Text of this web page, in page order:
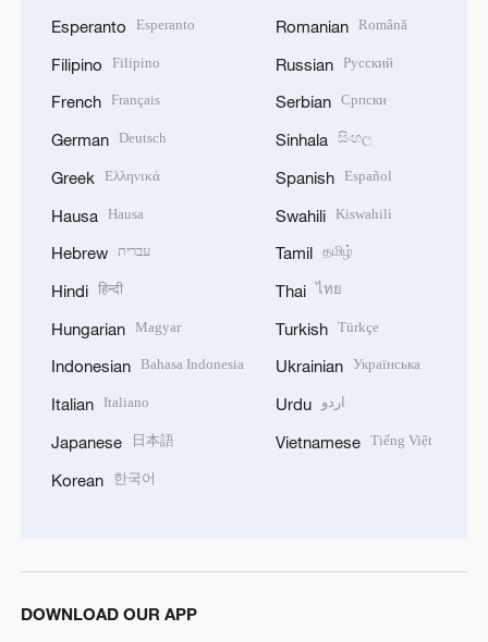
Esperanto Esperanto
Filipino Filipino
French Français
German Deutsch
Greek Ελληνικά
Hausa Hausa
Hebrew עברית
Hindi हिन्दी
Hungarian Magyar
Indonesian Bahasa Indonesia
Italian Italiano
Japanese 日本語
Korean 한국어
Romanian Română
Russian Русский
Serbian Српски
Sinhala සිංහල
Spanish Español
Swahili Kiswahili
Tamil தமிழ்
Thai ไทย
Turkish Türkçe
Ukrainian Українська
Urdu اردو
Vietnamese Tiếng Việt
DOWNLOAD OUR APP